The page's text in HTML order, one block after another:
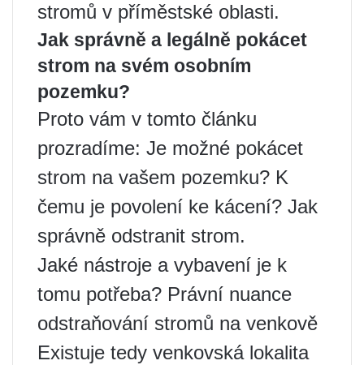
stromů v příměstské oblasti.
Jak správně a legálně pokácet
strom na svém osobním
pozemku?
Proto vám v tomto článku
prozradíme: Je možné pokácet
strom na vašem pozemku? K
čemu je povolení ke kácení? Jak
správně odstranit strom.
Jaké nástroje a vybavení je k
tomu potřeba? Právní nuance
odstraňování stromů na venkově
Existuje tedy venkovská lokalita